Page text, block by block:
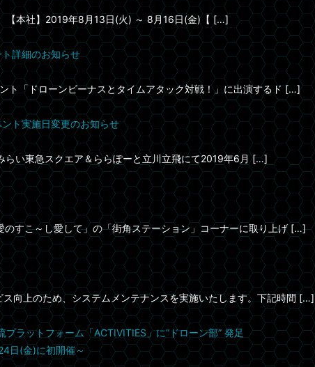
【本社】2019年8月13日(火) ～ 8月16日(金)【 […]
詳細のお知らせ
ト「ドローンビーナスとタイムアタック対戦！」に出演するド […]
ト実施日変更のお知らせ
い東急スクエア＆ららぽーと立川立飛にて2019年6月 […]
すこ～し愛して」の「街角ステーション」コーナーに取り上げ […]
向上のため、システムメンテナンスを実施いたします。下記時間 […]
ラットフォーム「ACTIVITIES」に“ドローン部” 発足
日(金)に初開催～